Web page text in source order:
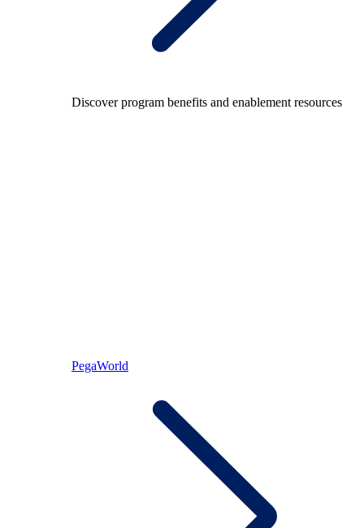
Discover program benefits and enablement resources
PegaWorld